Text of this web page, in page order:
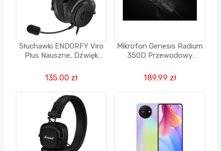
Słuchawki ENDORFY Viro
Plus Nauszne, Dźwięk
135.00 zł
Mikrofon Genesis Radium
350D Przewodowy
189.99 zł